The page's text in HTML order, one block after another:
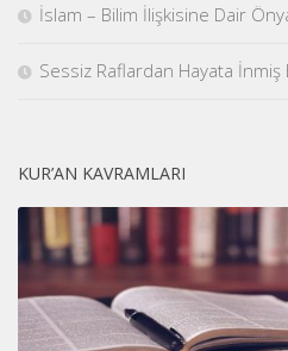
İslam – Bilim İlişkisine Dair
Sessiz Raflardan Hayata İnmiş
KUR’AN KAVRAMLARI